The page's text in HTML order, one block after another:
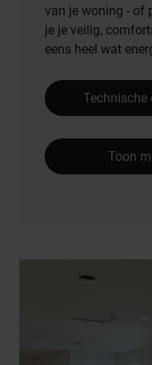
van je woning - of
je je veilig,
eens heel wat
Technische
Toon